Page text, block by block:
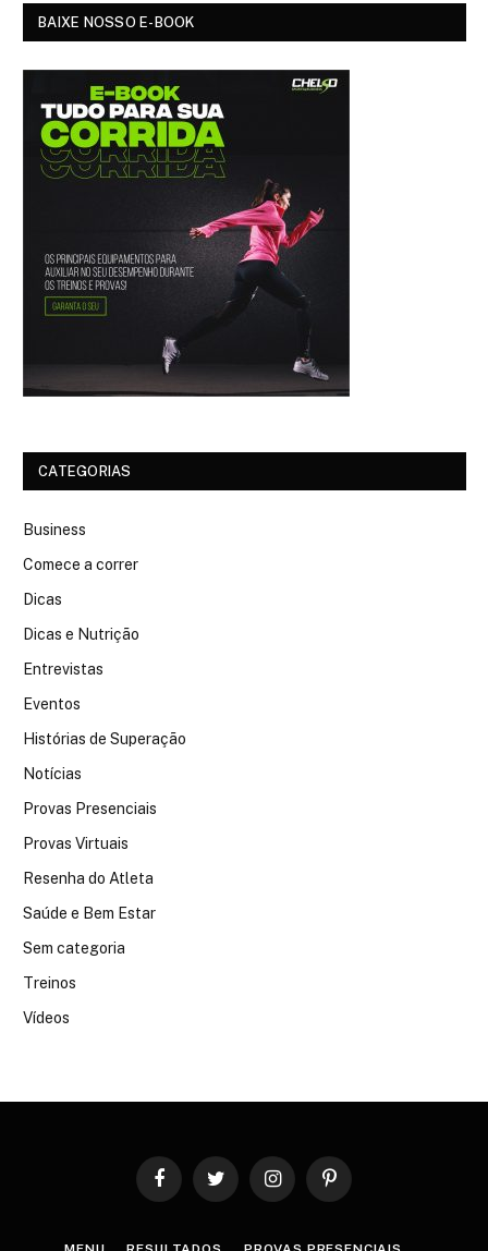
BAIXE NOSSO E-BOOK
CATEGORIAS
Business
Comece a correr
Dicas
Dicas e Nutrição
Entrevistas
Eventos
Histórias de Superação
Notícias
Provas Presenciais
Provas Virtuais
Resenha do Atleta
Saúde e Bem Estar
Sem categoria
Treinos
Vídeos
FacebookTwitter InstagramPinterest